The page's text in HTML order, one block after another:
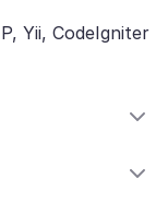
Yii, CodeIgniter